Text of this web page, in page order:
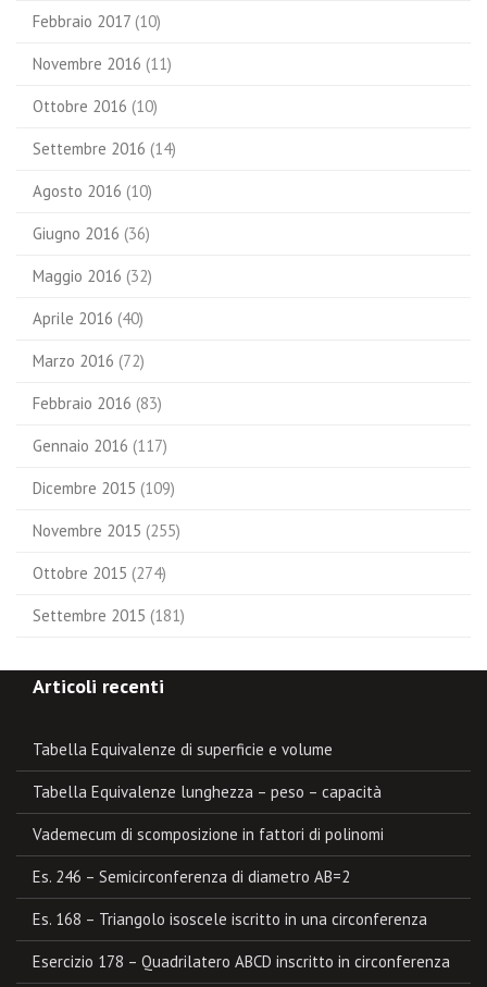
Febbraio 2017 (10)
Novembre 2016 (11)
Ottobre 2016 (10)
Settembre 2016 (14)
Agosto 2016 (10)
Giugno 2016 (36)
Maggio 2016 (32)
Aprile 2016 (40)
Marzo 2016 (72)
Febbraio 2016 (83)
Gennaio 2016 (117)
Dicembre 2015 (109)
Novembre 2015 (255)
Ottobre 2015 (274)
Settembre 2015 (181)
Articoli recenti
Tabella Equivalenze di superficie e volume
Tabella Equivalenze lunghezza – peso – capacità
Vademecum di scomposizione in fattori di polinomi
Es. 246 – Semicirconferenza di diametro AB=2
Es. 168 – Triangolo isoscele iscritto in una circonferenza
Esercizio 178 – Quadrilatero ABCD inscritto in circonferenza